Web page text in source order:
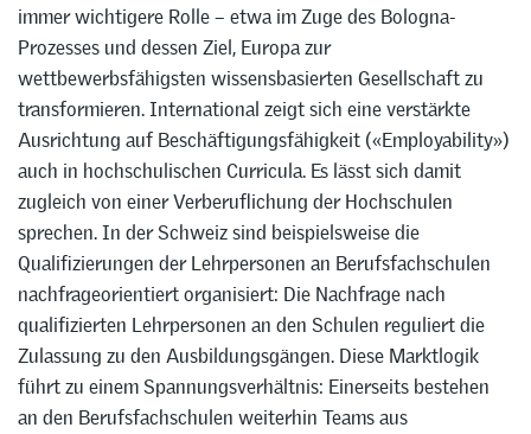
immer wichtigere Rolle – etwa im Zuge des Bologna-
Prozesses und dessen Ziel, Europa zur
wettbewerbsfähigsten wissensbasierten Gesellschaft zu
transformieren. International zeigt sich eine verstärkte
Ausrichtung auf Beschäftigungsfähigkeit («Employability»)
auch in hochschulischen Curricula. Es lässt sich damit
zugleich von einer Verberuflichung der Hochschulen
sprechen. In der Schweiz sind beispielsweise die
Qualifizierungen der Lehrpersonen an Berufsfachschulen
nachfrageorientiert organisiert: Die Nachfrage nach
qualifizierten Lehrpersonen an den Schulen reguliert die
Zulassung zu den Ausbildungsgängen. Diese Marktlogik
führt zu einem Spannungsverhältnis: Einerseits bestehen
an den Berufsfachschulen weiterhin Teams aus